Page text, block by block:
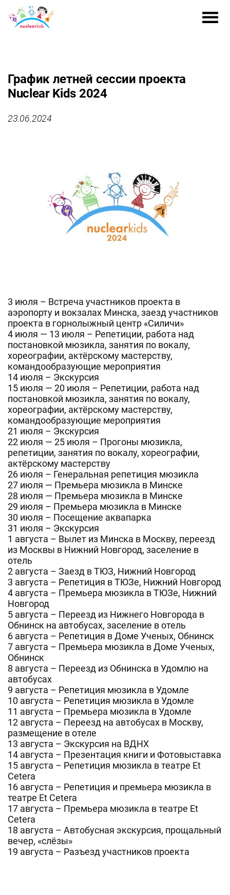
График летней сессии проекта
Nuclear Kids 2024
23.06.2024
3 июля – Встреча участников проекта в
аэропорту и вокзалах Минска, заезд участников
проекта в горнолыжный центр «Силичи»
4 июля — 13 июля – Репетиции, работа над
постановкой мюзикла, занятия по вокалу,
хореографии, актёрскому мастерству,
командообразующие мероприятия
14 июля – Экскурсия
15 июля — 20 июля – Репетиции, работа над
постановкой мюзикла, занятия по вокалу,
хореографии, актёрскому мастерству,
командообразующие мероприятия
21 июля – Экскурсия
22 июля — 25 июля – Прогоны мюзикла,
репетиции, занятия по вокалу, хореографии,
актёрскому мастерству
26 июля – Генеральная репетиция мюзикла
27 июля — Премьера мюзикла в Минске
28 июля — Премьера мюзикла в Минске
29 июля – Премьера мюзикла в Минске
30 июля – Посещение аквапарка
31 июля – Экскурсия
1 августа – Вылет из Минска в Москву, переезд
из Москвы в Нижний Новгород, заселение в
отель
2 августа – Заезд в ТЮЗ, Нижний Новгород
3 августа – Репетиция в ТЮЗе, Нижний Новгород
4 августа – Премьера мюзикла в ТЮЗе, Нижний
Новгород
5 августа – Переезд из Нижнего Новгорода в
Обнинск на автобусах, заселение в отель
6 августа – Репетиция в Доме Ученых, Обнинск
7 августа – Премьера мюзикла в Доме Ученых,
Обнинск
8 августа – Переезд из Обнинска в Удомлю на
автобусах
9 августа – Репетиция мюзикла в Удомле
10 августа – Репетиция мюзикла в Удомле
11 августа – Премьера мюзикла в Удомле
12 августа – Переезд на автобусах в Москву,
размещение в отеле
13 августа – Экскурсия на ВДНХ
14 августа – Презентация книги и Фотовыставка
15 августа – Репетиция мюзикла в театре Et
Cetera
16 августа – Репетиция и премьера мюзикла в
театре Et Cetera
17 августа – Премьера мюзикла в театре Et
Cetera
18 августа – Автобусная экскурсия, прощальный
вечер, «слёзы»
19 августа – Разъезд участников проекта